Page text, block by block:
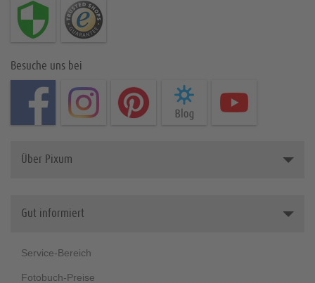
Besuche uns bei
Über Pixum
Pressebereich
Kooperationen
Gut informiert
Service-Bereich
Fotobuch-Preise